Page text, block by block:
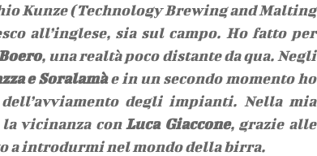
Kunze (Technology Brewing and Malting
all’inglese, sia sul campo. Ho fatto per
, una realtà poco distante da qua. Negli
e Soralamàe in un secondo momento ho
degli impianti. Nella mia
la vicinanza conLuca Giaccone, grazie alle
a introdurmi nel mondo della birra.